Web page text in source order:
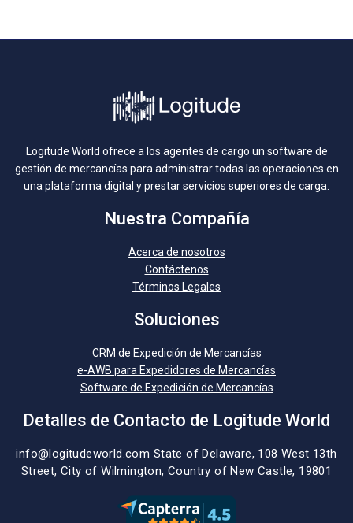
Logitude World ofrece a los agentes de cargo un software de
gestión de mercancías para administrar todas las operaciones en
una plataforma digital y prestar servicios superiores de carga.
Nuestra Compañía
Acerca de nosotros
Contáctenos
Términos Legales
Soluciones
CRM de Expedición de Mercancías
e-AWB para Expedidores de Mercancías
Software de Expedición de Mercancías
Detalles de Contacto de Logitude World
info@logitudeworld.com State of Delaware, 108 West 13th
Street, City of Wilmington, Country of New Castle, 19801